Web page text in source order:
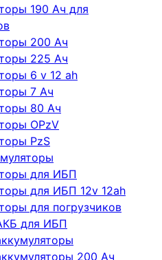
190 Ач для
200 Ач
225 Ач
6 v 12 ah
7 Ач
80 Ач
OPzV
PzS
для ИБП
для ИБП 12v 12ah
для погрузчиков
для ИБП
200 Ач